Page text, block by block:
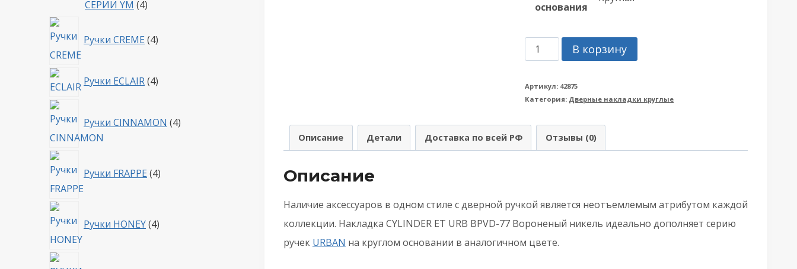
основания
Количество
товара
Накладка
Armadillo
(Армадилло)
CYLINDER
BL-
В корзину
Артикул: 42875
Категория: Дверные накладки круглые
Описание Детали Доставка по всей РФ Отзывы (0)
Описание
Наличие аксессуаров в одном стиле с дверной ручкой является неотъемлемым атрибутом каждой
коллекции. Накладка CYLINDER ET URB BPVD-77 Вороненый никель идеально дополняет серию
ручек URBAN на круглом основании в аналогичном цвете.
СЕРИИ YM 44
Ручки CREME 4товара
Ручки ECLAIR 44
Ручки CINNAMON 4товара
Ручки FRAPPE 4товара
Ручки HONEY 4товара